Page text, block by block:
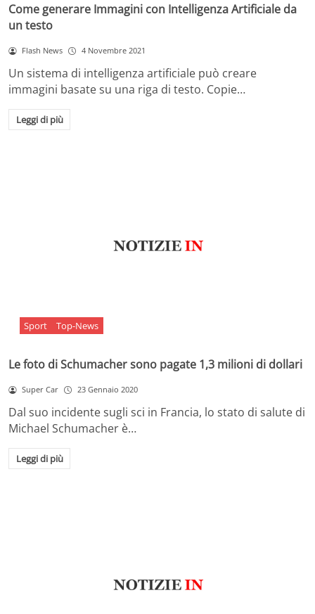
Come generare Immagini con Intelligenza Artificiale da
un testo
Flash News 4 Novembre 2021
Un sistema di intelligenza artificiale può creare
immagini basate su una riga di testo. Copie…
Leggi di più
Sport Top-News
Le foto di Schumacher sono pagate 1,3 milioni di dollari
Super Car 23 Gennaio 2020
Dal suo incidente sugli sci in Francia, lo stato di salute di
Michael Schumacher è…
Leggi di più